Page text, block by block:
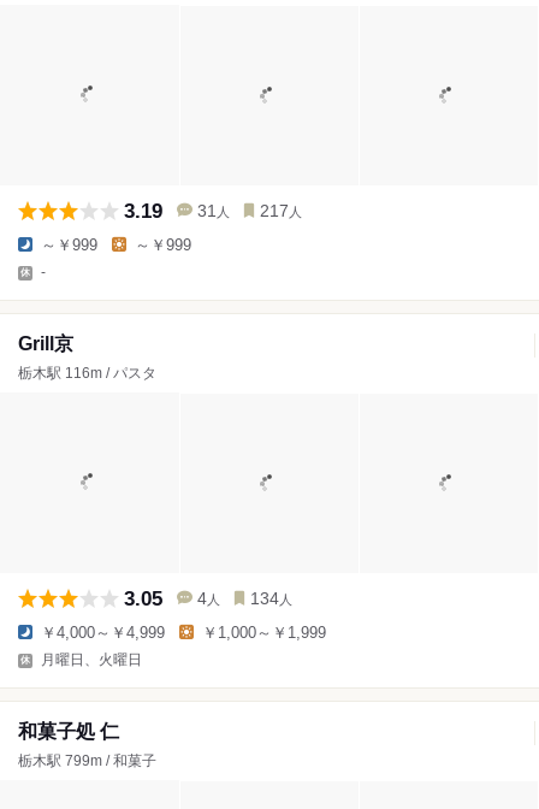
3.19 31 人 217 人
～￥999 ～￥999
-
Grill京
栃木駅 116m / パスタ
3.05 4 人 134 人
￥4,000～￥4,999 ￥1,000～￥1,999
月曜日、火曜日
和菓子処 仁
栃木駅 799m / 和菓子